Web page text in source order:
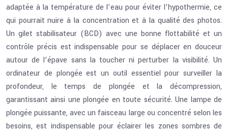
adaptée à la température de l’eau pour éviter l’hypothermie, ce
qui pourrait nuire à la concentration et à la qualité des photos.
Un gilet stabilisateur (BCD) avec une bonne flottabilité et un
contrôle précis est indispensable pour se déplacer en douceur
autour de l’épave sans la toucher ni perturber la visibilité. Un
ordinateur de plongée est un outil essentiel pour surveiller la
profondeur, le temps de plongée et la décompression,
garantissant ainsi une plongée en toute sécurité. Une lampe de
plongée puissante, avec un faisceau large ou concentré selon les
besoins, est indispensable pour éclairer les zones sombres de